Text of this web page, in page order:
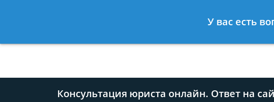
8 812 509-27-47
Консультация юриста онлайн. Ответ на
У вас есть